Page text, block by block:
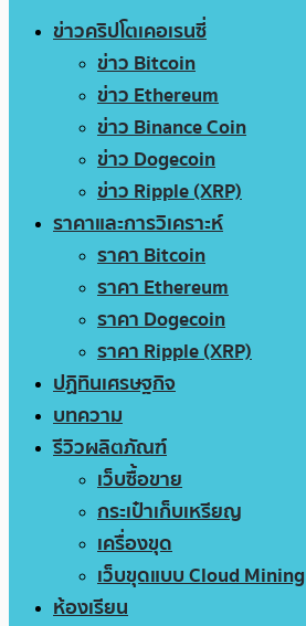
ข่าวคริปโตเคอเรนซี่
ข่าว Bitcoin
ข่าว Ethereum
ข่าว Binance Coin
ข่าว Dogecoin
ข่าว Ripple (XRP)
ราคาและการวิเคราะห์
ราคา Bitcoin
ราคา Ethereum
ราคา Dogecoin
ราคา Ripple (XRP)
ปฏิทินเศรษฐกิจ
บทความ
รีวิวผลิตภัณฑ์
เว็บซื้อขาย
กระเป๋าเก็บเหรียญ
เครื่องขุด
เว็บขุดแบบ Cloud Mining
ห้องเรียน